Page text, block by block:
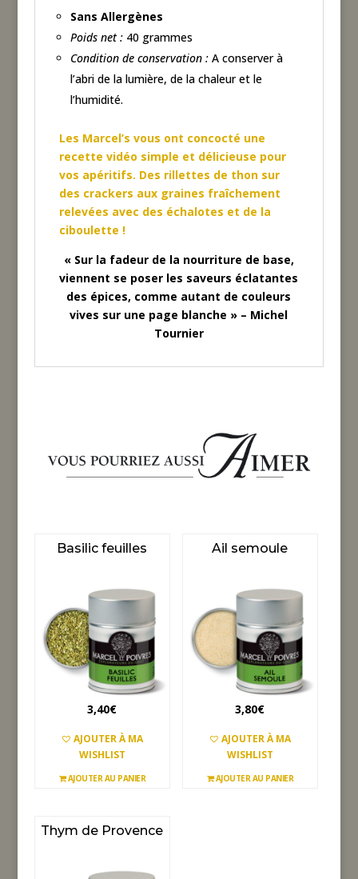
Sans Allergènes
Poids net : 40 grammes
Condition de conservation :A conserver à
l’abri de la lumière, de la chaleur et le
l’humidité.
Les Marcel’s vous ont concocté une
recette vidéo simple et délicieuse pour
vos apéritifs. Des rillettes de thon sur
des crackers aux graines fraîchement
relevées avec des échalotes et de la
ciboulette !
« Sur la fadeur de la nourriture de base,
viennent se poser les saveurs éclatantes
des épices, comme autant de couleurs
vives sur une page blanche » – Michel
Tournier
AJOUTER À MA
WISHLIST
Basilic feuilles
3,40€
AJOUTER AU PANIER
AJOUTER À MA
WISHLIST
Ail semoule
3,80€
AJOUTER AU PANIER
Thym de Provence